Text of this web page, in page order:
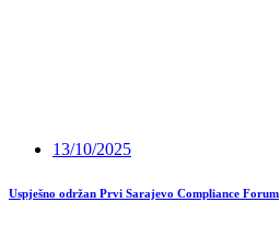
13/10/2025
Uspješno održan Prvi Sarajevo Compliance Forum